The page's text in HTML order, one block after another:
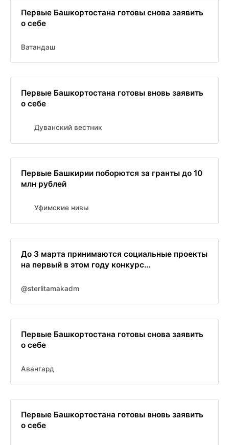
Первые Башкортостана готовы снова заявить
о себе
Ватандаш
Первые Башкортостана готовы вновь заявить
о себе
Дуванский вестник
Первые Башкирии поборются за гранты до 10
млн рублей
Уфимские нивы
До 3 марта принимаются социальные проекты
на первый в этом году конкурс...
@sterlitamakadm
Первые Башкортостана готовы снова заявить
о себе
Авангард
Первые Башкортостана готовы вновь заявить
о себе